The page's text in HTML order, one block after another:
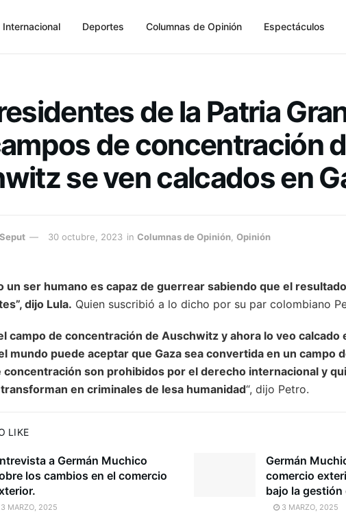
Internacional Deportes Columnas de Opinión Espectáculos
de la Patria
de concentración
se ven calcados en
30 octubre, 2023 in Columnas de Opinión Opinión
un ser humano es capaz de guerrear sabiendo que el
dijo Lula. Quien suscribió a lo dicho por su par colombiano
campo de concentración de Auschwitz y ahora lo veo calcado
mundo puede aceptar que Gaza sea convertida en un campo
concentración son prohibidos por el derecho internacional y
en criminales de lesa humanidad“, dijo Petro.
LIKE
a Germán Muchico
los cambios en el comercio
MARZO, 2025
Germán
comercio
bajo la gestión
3 MARZO, 2025